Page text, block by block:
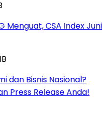
Menguat, CSA Index Juni
dan Bisnis Nasional?
Press Release Anda!